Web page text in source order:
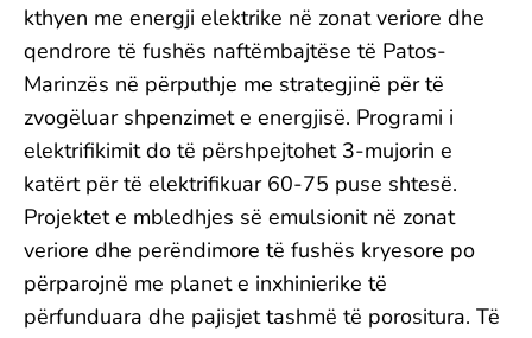
kthyen me energji elektrike në zonat veriore dhe
qendrore të fushës naftëmbajtëse të Patos-
Marinzës në përputhje me strategjinë për të
zvogëluar shpenzimet e energjisë. Programi i
elektrifikimit do të përshpejtohet 3-mujorin e
katërt për të elektrifikuar 60-75 puse shtesë.
Projektet e mbledhjes së emulsionit në zonat
veriore dhe perëndimore të fushës kryesore po
përparojnë me planet e inxhinierike të
përfunduara dhe pajisjet tashmë të porositura. Të